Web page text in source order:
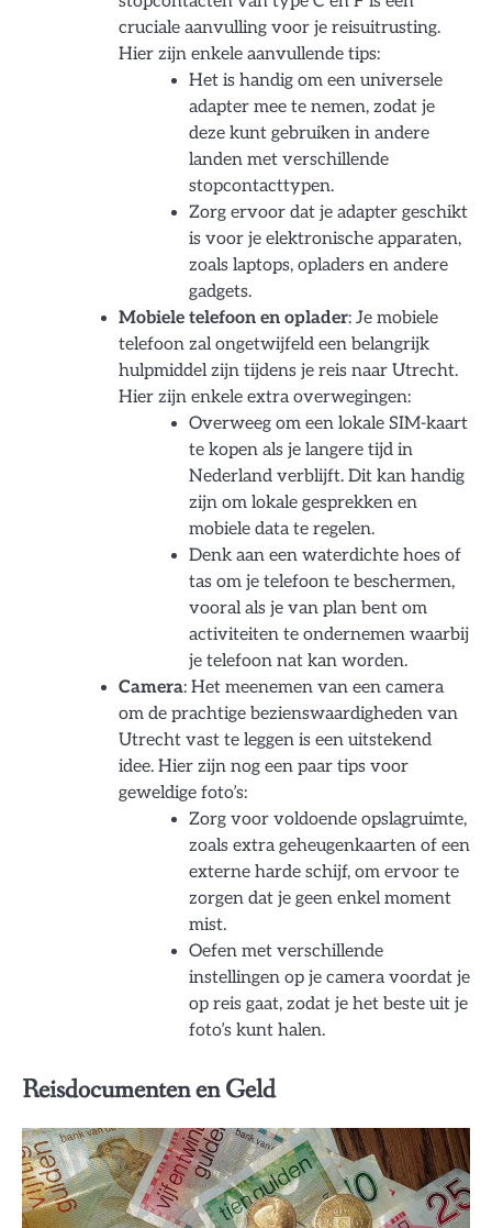
cruciale aanvulling voor je reisuitrusting.
Hier zijn enkele aanvullende tips:
Het is handig om een universele
adapter mee te nemen, zodat je
deze kunt gebruiken in andere
landen met verschillende
stopcontacttypen.
Zorg ervoor dat je adapter geschikt
is voor je elektronische apparaten,
zoals laptops, opladers en andere
gadgets.
Mobiele telefoon en oplader: Je mobiele
telefoon zal ongetwijfeld een belangrijk
hulpmiddel zijn tijdens je reis naar Utrecht.
Hier zijn enkele extra overwegingen:
Overweeg om een lokale SIM-kaart
te kopen als je langere tijd in
Nederland verblijft. Dit kan handig
zijn om lokale gesprekken en
mobiele data te regelen.
Denk aan een waterdichte hoes of
tas om je telefoon te beschermen,
vooral als je van plan bent om
activiteiten te ondernemen waarbij
je telefoon nat kan worden.
Camera: Het meenemen van een camera
om de prachtige bezienswaardigheden van
Utrecht vast te leggen is een uitstekend
idee. Hier zijn nog een paar tips voor
geweldige foto’s:
Zorg voor voldoende opslagruimte,
zoals extra geheugenkaarten of een
externe harde schijf, om ervoor te
zorgen dat je geen enkel moment
mist.
Oefen met verschillende
instellingen op je camera voordat je
op reis gaat, zodat je het beste uit je
foto’s kunt halen.
Reisdocumenten en Geld